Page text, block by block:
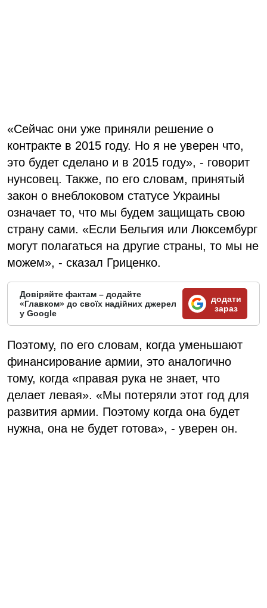
«Сейчас они уже приняли решение о
контракте в 2015 году. Но я не уверен что,
это будет сделано и в 2015 году», - говорит
нунсовец. Также, по его словам, принятый
закон о внеблоковом статусе Украины
означает то, что мы будем защищать свою
страну сами. «Если Бельгия или Люксембург
могут полагаться на другие страны, то мы не
можем», - сказал Гриценко.
Довіряйте фактам – додайте
«Главком» до своїх надійних джерел
у Google
додати
зараз
Поэтому, по его словам, когда уменьшают
финансирование армии, это аналогично
тому, когда «правая рука не знает, что
делает левая». «Мы потеряли этот год для
развития армии. Поэтому когда она будет
нужна, она не будет готова», - уверен он.